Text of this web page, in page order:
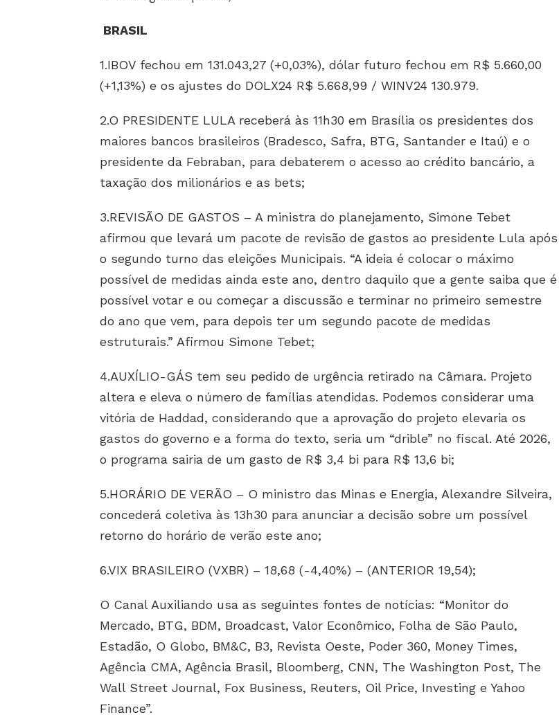
BRASIL
1.IBOV fechou em 131.043,27 (+0,03%), dólar futuro fechou em R$ 5.660,00
(+1,13%) e os ajustes do DOLX24 R$ 5.668,99 / WINV24 130.979.
2.O PRESIDENTE LULA receberá às 11h30 em Brasília os presidentes dos
maiores bancos brasileiros (Bradesco, Safra, BTG, Santander e Itaú) e o
presidente da Febraban, para debaterem o acesso ao crédito bancário, a
taxação dos milionários e as bets;
3.REVISÃO DE GASTOS – A ministra do planejamento, Simone Tebet
afirmou que levará um pacote de revisão de gastos ao presidente Lula após
o segundo turno das eleições Municipais. “A ideia é colocar o máximo
possível de medidas ainda este ano, dentro daquilo que a gente saiba que é
possível votar e ou começar a discussão e terminar no primeiro semestre
do ano que vem, para depois ter um segundo pacote de medidas
estruturais.” Afirmou Simone Tebet;
4.AUXÍLIO-GÁS tem seu pedido de urgência retirado na Câmara. Projeto
altera e eleva o número de famílias atendidas. Podemos considerar uma
vitória de Haddad, considerando que a aprovação do projeto elevaria os
gastos do governo e a forma do texto, seria um “drible” no fiscal. Até 2026,
o programa sairia de um gasto de R$ 3,4 bi para R$ 13,6 bi;
5.HORÁRIO DE VERÃO – O ministro das Minas e Energia, Alexandre Silveira,
concederá coletiva às 13h30 para anunciar a decisão sobre um possível
retorno do horário de verão este ano;
6.VIX BRASILEIRO (VXBR) – 18,68 (-4,40%) – (ANTERIOR 19,54);
O Canal Auxiliando usa as seguintes fontes de notícias: “Monitor do
Mercado, BTG, BDM, Broadcast, Valor Econômico, Folha de São Paulo,
Estadão, O Globo, BM&C, B3, Revista Oeste, Poder 360, Money Times,
Agência CMA, Agência Brasil, Bloomberg, CNN, The Washington Post, The
Wall Street Journal, Fox Business, Reuters, Oil Price, Investing e Yahoo
Finance”.